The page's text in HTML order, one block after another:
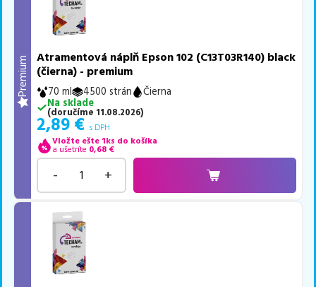
Premium
Atramentová náplň Epson 102 (C13T03R140) black
(čierna) - premium
70 ml 4500 strán
Čierna
Na sklade
(doručíme 11.08.2026)
2,89 € s DPH
Vložte ešte 1ks do košíka
a ušetríte 0,68 €
- +